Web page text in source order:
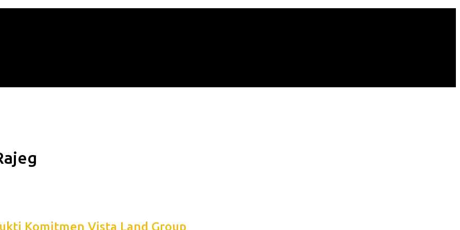
Komitmen Vista Land Group